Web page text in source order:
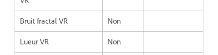
Bruit fractal VR Non
Lueur VR Non